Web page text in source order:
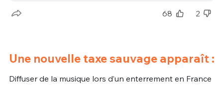
68 2
Une nouvelle taxe sauvage apparaît :
Diffuser de la musique lors d’un enterrement en France